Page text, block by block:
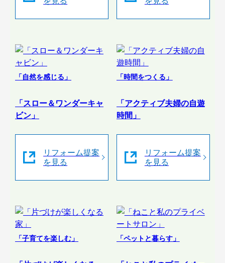
「自然を感じる」
「スロー＆ワンダーキャ
ビン」
リフォーム提案
を見る
「時間をつくる」
「アクティブ夫婦の自遊
時間」
リフォーム提案
を見る
「子育てを楽しむ」 「ペットと暮らす」